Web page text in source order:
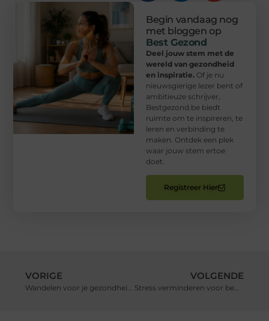
Begin vandaag nog
met bloggen op
Best Gezond
Deel jouw stem met de
wereld van gezondheid
en inspiratie.Of je nu
nieuwsgierige lezer bent of
ambitieuze schrijver,
Bestgezond.be biedt
ruimte om te inspireren, te
leren en verbinding te
maken. Ontdek een plek
waar jouw stem ertoe
doet.
Registreer Hier
VORIGE VOLGENDE